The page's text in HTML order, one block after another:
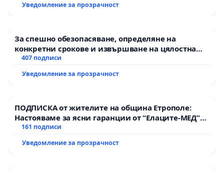
Уведомление за прозрачност
За спешно обезопасяване, определяне на
конкретни срокове и извършване на цялостна
рехабилитация на републиканския път между
Мирово - к.к. Момин проход
407 подписи
Уведомление за прозрачност
ПОДПИСКА от жителите на община Етрополе:
Настояваме за ясни гаранции от “Елаците-МЕД”
АД и от държавата, че ще се изпълнят всички
161 подписи
Уведомление за прозрачност